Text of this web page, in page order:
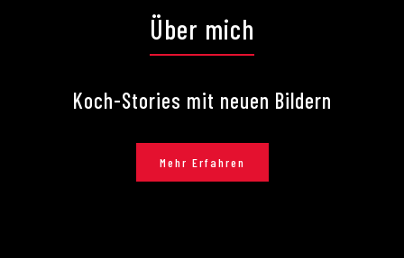
Über mich
Koch-Stories mit neuen Bildern
Mehr Erfahren